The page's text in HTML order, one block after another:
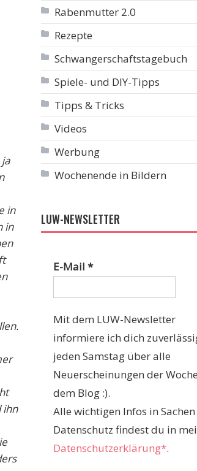
in
in
ihn
Rabenmutter 2.0
Rezepte
Schwangerschaftstagebuch
Spiele- und DIY-Tipps
Tipps & Tricks
Videos
Werbung
Wochenende in Bildern
LUW-NEWSLETTER
E-Mail*
Mit dem LUW-Newsletter
informiere ich dich
jeden Samstag über alle
Neuerscheinungen der
dem Blog :).
Alle wichtigen Infos in Sachen
Datenschutz findest du in
Datenschutzerklärung*.